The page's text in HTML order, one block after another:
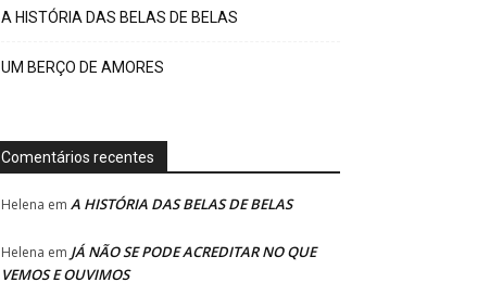
A HISTÓRIA DAS BELAS DE BELAS
UM BERÇO DE AMORES
Comentários recentes
Helena em A HISTÓRIA DAS BELAS DE BELAS
Helena em JÁ NÃO SE PODE ACREDITAR NO QUE
VEMOS E OUVIMOS